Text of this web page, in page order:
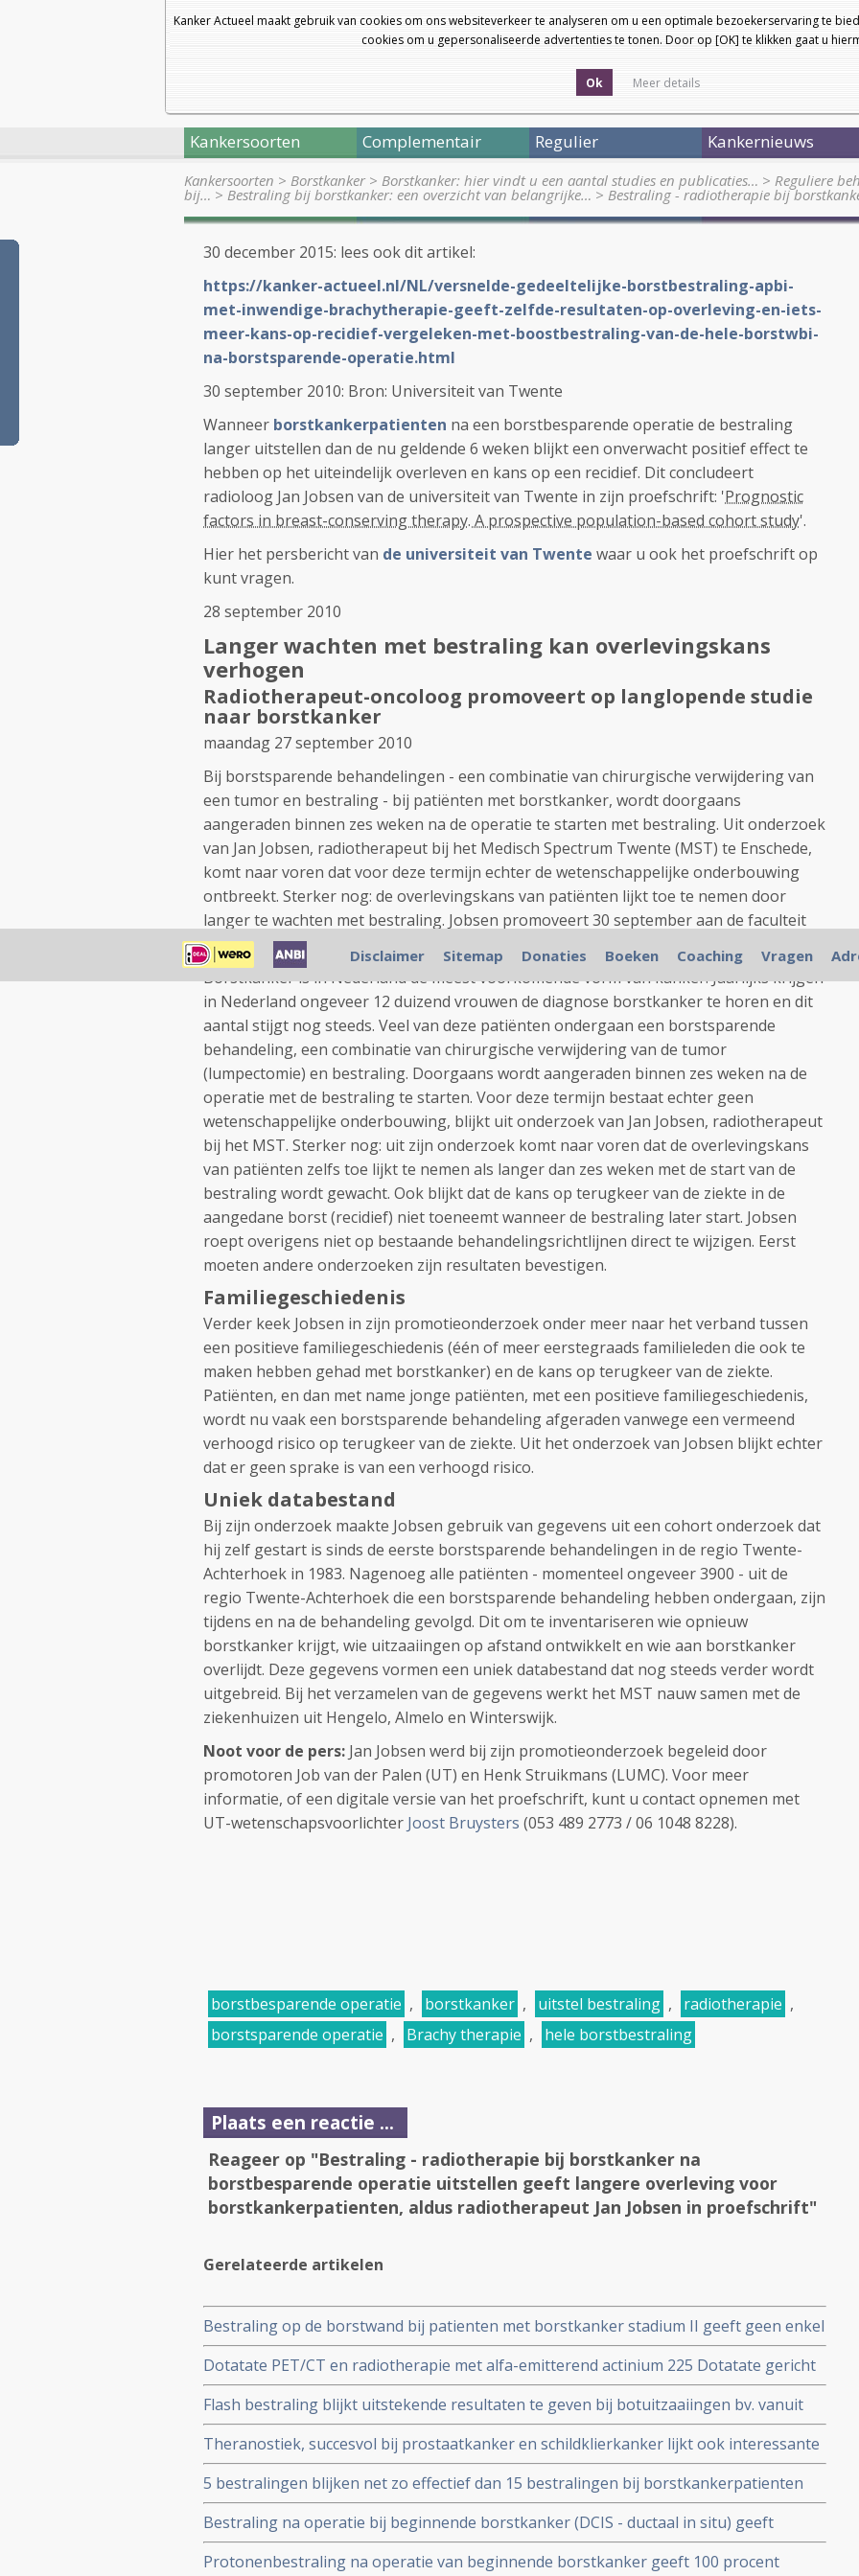
Kanker Actueel maakt gebruik van cookies om ons websiteverkeer te analyseren om u een optimale bezoekerservaring te
cookies om u gepersonaliseerde advertenties te tonen. Door op [OK] te klikken gaat u
Ok Meer details
Kankersoorten Complementair Regulier Kankernieuws
Kankersoorten > Borstkanker> Borstkanker: hier vindt u een aantal studies en publicaties… > Reguliere
bij… > Bestraling bij borstkanker: een overzicht van belangrijke… > Bestraling - radiotherapie bij
30 december 2015: lees ook dit artikel:
https://kanker-actueel.nl/NL/versnelde-gedeeltelijke-borstbestraling-apbi-
met-inwendige-brachytherapie-geeft-zelfde-resultaten-op-overleving-en-iets-
meer-kans-op-recidief-vergeleken-met-boostbestraling-van-de-hele-borstwbi-
na-borstsparende-operatie.html
30 september 2010: Bron: Universiteit van Twente
Wanneer borstkankerpatienten na een borstbesparende operatie de bestraling
langer uitstellen dan de nu geldende 6 weken blijkt een onverwacht positief effect te
hebben op het uiteindelijk overleven en kans op een recidief. Dit concludeert
radioloog Jan Jobsen van de universiteit van Twente in zijn proefschrift: 'Prognostic
factors in breast-conserving therapy. A prospective population-based cohort study'.
Hier het persbericht van de universiteit van Twente waar u ook het proefschrift op
kunt vragen.
28 september 2010
Langer wachten met bestraling kan overlevingskans
verhogen
Radiotherapeut-oncoloog promoveert op langlopende studie
naar borstkanker
maandag 27 september 2010
Bij borstsparende behandelingen - een combinatie van chirurgische verwijdering van
een tumor en bestraling - bij patiënten met borstkanker, wordt doorgaans
aangeraden binnen zes weken na de operatie te starten met bestraling. Uit onderzoek
van Jan Jobsen, radiotherapeut bij het Medisch Spectrum Twente (MST) te Enschede,
komt naar voren dat voor deze termijn echter de wetenschappelijke onderbouwing
ontbreekt. Sterker nog: de overlevingskans van patiënten lijkt toe te nemen door
langer te wachten met bestraling. Jobsen promoveert 30 september aan de faculteit
Gedragswetenschappen van de Universiteit Twente op zijn onderzoek.
Borstkanker is in Nederland de meest voorkomende vorm van kanker. Jaarlijks krijgen
in Nederland ongeveer 12 duizend vrouwen de diagnose borstkanker te horen en dit
aantal stijgt nog steeds. Veel van deze patiënten ondergaan een borstsparende
behandeling, een combinatie van chirurgische verwijdering van de tumor
(lumpectomie) en bestraling. Doorgaans wordt aangeraden binnen zes weken na de
operatie met de bestraling te starten. Voor deze termijn bestaat echter geen
wetenschappelijke onderbouwing, blijkt uit onderzoek van Jan Jobsen, radiotherapeut
bij het MST. Sterker nog: uit zijn onderzoek komt naar voren dat de overlevingskans
van patiënten zelfs toe lijkt te nemen als langer dan zes weken met de start van de
bestraling wordt gewacht. Ook blijkt dat de kans op terugkeer van de ziekte in de
aangedane borst (recidief) niet toeneemt wanneer de bestraling later start. Jobsen
roept overigens niet op bestaande behandelingsrichtlijnen direct te wijzigen. Eerst
moeten andere onderzoeken zijn resultaten bevestigen.
Familiegeschiedenis
Verder keek Jobsen in zijn promotieonderzoek onder meer naar het verband tussen
een positieve familiegeschiedenis (één of meer eerstegraads familieleden die ook te
maken hebben gehad met borstkanker) en de kans op terugkeer van de ziekte.
Patiënten, en dan met name jonge patiënten, met een positieve familiegeschiedenis,
wordt nu vaak een borstsparende behandeling afgeraden vanwege een vermeend
verhoogd risico op terugkeer van de ziekte. Uit het onderzoek van Jobsen blijkt echter
dat er geen sprake is van een verhoogd risico.
Uniek databestand
Bij zijn onderzoek maakte Jobsen gebruik van gegevens uit een cohort onderzoek dat
hij zelf gestart is sinds de eerste borstsparende behandelingen in de regio Twente-
Achterhoek in 1983. Nagenoeg alle patiënten - momenteel ongeveer 3900 - uit de
regio Twente-Achterhoek die een borstsparende behandeling hebben ondergaan, zijn
tijdens en na de behandeling gevolgd. Dit om te inventariseren wie opnieuw
borstkanker krijgt, wie uitzaaiingen op afstand ontwikkelt en wie aan borstkanker
overlijdt. Deze gegevens vormen een uniek databestand dat nog steeds verder wordt
uitgebreid. Bij het verzamelen van de gegevens werkt het MST nauw samen met de
ziekenhuizen uit Hengelo, Almelo en Winterswijk.
Noot voor de pers: Jan Jobsen werd bij zijn promotieonderzoek begeleid door
promotoren Job van der Palen (UT) en Henk Struikmans (LUMC). Voor meer
informatie, of een digitale versie van het proefschrift, kunt u contact opnemen met
UT-wetenschapsvoorlichter Joost Bruysters (053 489 2773 / 06 1048 8228).
borstbesparende operatie , borstkanker , uitstel bestraling , radiotherapie ,
borstsparende operatie , Brachy therapie , hele borstbestraling
Plaats een reactie ...
Reageer op "Bestraling - radiotherapie bij borstkanker na
borstbesparende operatie uitstellen geeft langere overleving voor
borstkankerpatienten, aldus radiotherapeut Jan Jobsen in proefschrift"
Gerelateerde artikelen
Bestraling op de borstwand bij patienten met borstkanker stadium II geeft geen enkel
verschil in overleving op 10 jaar in vergelijking met geen radiotherapie en blijkt
onnodig
Dotatate PET/CT en radiotherapie met alfa-emitterend actinium 225 Dotatate gericht
op de somatostatine receptor type 2 (SSTR2) bij vrouwen met ER-positieve uitgezaaide
borstkanker geeft uitstekende resultaten
Flash bestraling blijkt uitstekende resultaten te geven bij botuitzaaiingen bv. vanuit
borstkanker, maar ook voor andere vormen van kanker, zelfs bij hersentumoren
Theranostiek, succesvol bij prostaatkanker en schildklierkanker lijkt ook interessante
behandeling voor borstkanker te kunnen zijn, aldus prof. dr. Dalm uit Erasmus MC
5 bestralingen blijken net zo effectief dan 15 bestralingen bij borstkankerpatienten
blijkt uit het Fast Forward-onderzoek. copy 1
Bestraling na operatie bij beginnende borstkanker (DCIS - ductaal in situ) geeft
langere ziektevrije tijd tot een recidief optreed maar significant minder overall
overlevingen na 10 jaar dan voor vrouwen die alleen zijn geopereerd..
Protonenbestraling na operatie van beginnende borstkanker geeft 100 procent
Disclaimer Sitemap Donaties Boeken Coaching Vragen